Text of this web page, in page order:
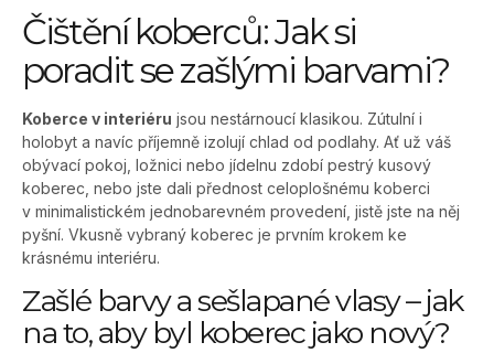
Čištění koberců: Jak si
poradit se zašlými barvami?
Koberce v interiéru jsou nestárnoucí klasikou. Zútulní i
holobyt a navíc příjemně izolují chlad od podlahy. Ať už váš
obývací pokoj, ložnici nebo jídelnu zdobí pestrý kusový
koberec, nebo jste dali přednost celoplošnému koberci
v minimalistickém jednobarevném provedení, jistě jste na něj
pyšní. Vkusně vybraný koberec je prvním krokem ke
krásnému interiéru.
Zašlé barvy a sešlapané vlasy – jak
na to, aby byl koberec jako nový?